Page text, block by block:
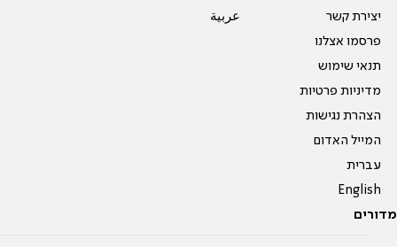
יצירת קשר
פרסמו אצלנו
תנאי שימוש
מדיניות פרטיות
הצהרת נגישות
המייל האדום
עברית
English
عربية
מדורים